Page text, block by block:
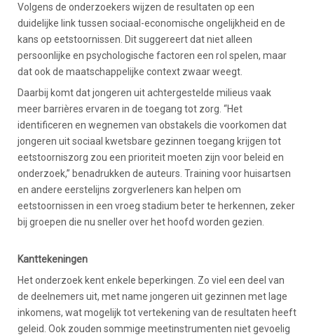
Volgens de onderzoekers wijzen de resultaten op een
duidelijke link tussen sociaal-economische ongelijkheid en de
kans op eetstoornissen. Dit suggereert dat niet alleen
persoonlijke en psychologische factoren een rol spelen, maar
dat ook de maatschappelijke context zwaar weegt.
Daarbij komt dat jongeren uit achtergestelde milieus vaak
meer barrières ervaren in de toegang tot zorg. “Het
identificeren en wegnemen van obstakels die voorkomen dat
jongeren uit sociaal kwetsbare gezinnen toegang krijgen tot
eetstoorniszorg zou een prioriteit moeten zijn voor beleid en
onderzoek,” benadrukken de auteurs. Training voor huisartsen
en andere eerstelijns zorgverleners kan helpen om
eetstoornissen in een vroeg stadium beter te herkennen, zeker
bij groepen die nu sneller over het hoofd worden gezien.
Kanttekeningen
Het onderzoek kent enkele beperkingen. Zo viel een deel van
de deelnemers uit, met name jongeren uit gezinnen met lage
inkomens, wat mogelijk tot vertekening van de resultaten heeft
geleid. Ook zouden sommige meetinstrumenten niet gevoelig